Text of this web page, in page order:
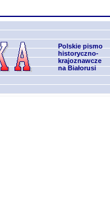
Polskie pismo
historyczno-
krajoznawcze
na Białorusi